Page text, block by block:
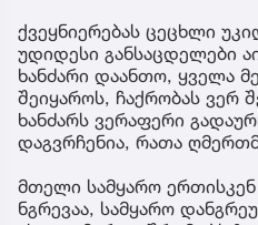
ქვეყნიერებას ცეცხლი
უდიდესი განსაცდელები
ხანძარი დაანთო, ყველა
შეიყაროს, ჩაქრობას ვერ
ხანძარს ვერაფერი
დაგვრჩენია, რათა
მთელი სამყარო
ნგრევაა, სამყარო